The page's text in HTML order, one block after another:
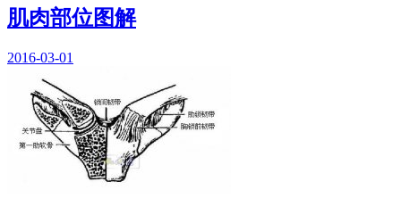
肌肉部位图解
2016-03-01